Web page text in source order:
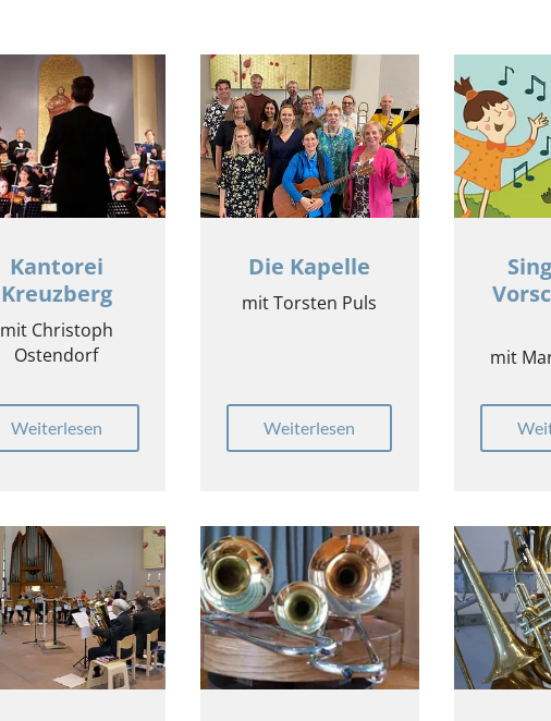
Kantorei
Kreuzberg
mit Christoph
Ostendorf
Weiterlesen
Die Kapelle
mit Torsten Puls
Weiterlesen
mit